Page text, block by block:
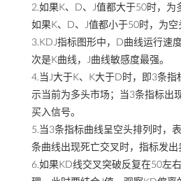
2.如果K、D、J值都大于50时，为
如果K、D、J值都小于50时，为空
3.KDJ指标图形中，D曲线运行速
次是K曲线，J曲线敏感度最强。
4.当J大于K、K大于D时，即3条指
示当前为多头市场；当3条指标出
买入信号。
5.当3条指标曲线呈空头排列时，
条曲线出现死亡交叉时，指标发出
6.如果KD线交叉突破反复在50左